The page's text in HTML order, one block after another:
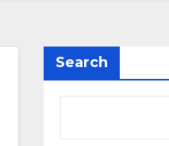
Search